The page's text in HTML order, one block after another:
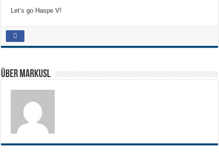
Let’s go Haspe V!
Über MarkusL